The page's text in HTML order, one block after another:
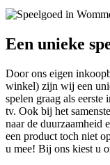
Een unieke
Door ons eigen
winkel) zijn wij een
spelen graag als
tv. Ook bij het
naar de duurzaamheid
een product toch niet
u mee! Bij ons kiest u